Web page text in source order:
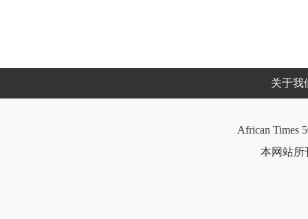
关于我
African Times
本网站所